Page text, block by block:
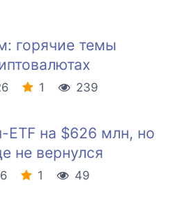
горячие темы
1
239
ETF на $626 млн, но
не вернулся
1
49